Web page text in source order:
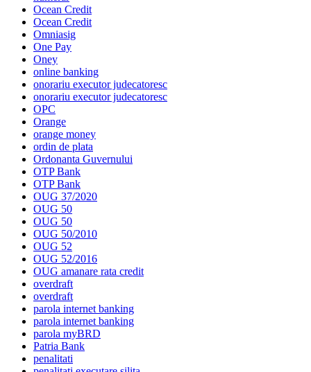
Ocean Credit
Ocean Credit
Omniasig
One Pay
Oney
online banking
onorariu executor judecatoresc
onorariu executor judecatoresc
OPC
Orange
orange money
ordin de plata
Ordonanta Guvernului
OTP Bank
OTP Bank
OUG 37/2020
OUG 50
OUG 50
OUG 50/2010
OUG 52
OUG 52/2016
OUG amanare rata credit
overdraft
overdraft
parola internet banking
parola internet banking
parola myBRD
Patria Bank
penalitati